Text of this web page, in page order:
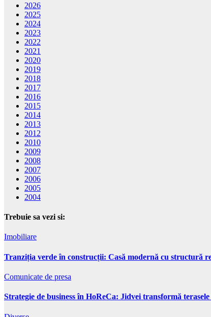
2026
2025
2024
2023
2022
2021
2020
2019
2018
2017
2016
2015
2014
2013
2012
2010
2009
2008
2007
2006
2005
2004
Trebuie sa vezi si:
Imobiliare
Tranziția verde în construcții: Casă modernă cu structură
Comunicate de presa
Strategie de business în HoReCa: Jidvei transformă